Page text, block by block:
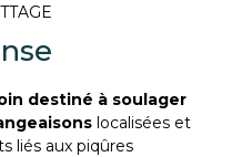
destiné à soulager
localisées et
liés aux piqûres